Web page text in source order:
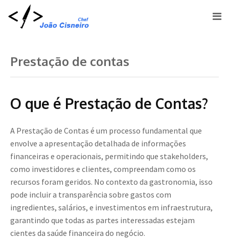
Prestação de contas
O que é Prestação de Contas?
A Prestação de Contas é um processo fundamental que
envolve a apresentação detalhada de informações
financeiras e operacionais, permitindo que stakeholders,
como investidores e clientes, compreendam como os
recursos foram geridos. No contexto da gastronomia, isso
pode incluir a transparência sobre gastos com
ingredientes, salários, e investimentos em infraestrutura,
garantindo que todas as partes interessadas estejam
cientes da saúde financeira do negócio.